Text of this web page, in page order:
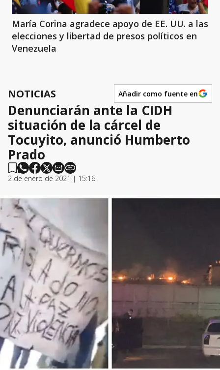
María Corina agradece apoyo de EE. UU. a las
elecciones y libertad de presos políticos en
Venezuela
NOTICIAS Añadir como fuente en
Denunciarán ante la CIDH
situación de la cárcel de
Tocuyito, anunció Humberto
Prado
2 de enero de 2021 | 15:16